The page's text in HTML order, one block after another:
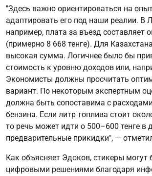
"Здесь важно ориентироваться на
адаптировать его под наши реалии. В
например, плата за въезд составляет
(примерно 8 668 тенге). Для
высокая сумма. Логичнее было бы
стоимость к уровню доходов или,
Экономисты должны просчитать
вариант. По некоторым экспертным
должна быть сопоставима с
бензина. Если литр топлива стоит
то речь может идти о 500–600 тенге в
предварительные прикидки", —
Как объясняет Эдоков, стикеры могут
цифровыми решениями благодаря